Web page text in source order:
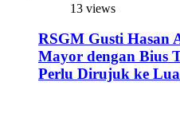
13 views
RSGM Gusti Hasan
Mayor dengan Bius
Perlu Dirujuk ke